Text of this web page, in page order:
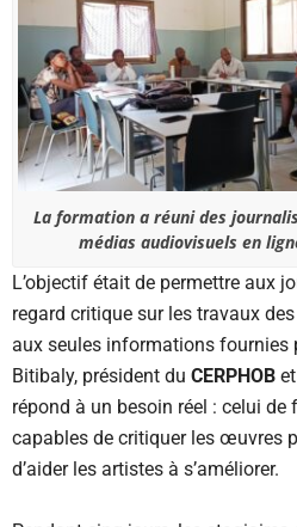
La formation a réuni des
médias audiovisuels en
L’objectif était de permettre aux
regard critique sur les travaux
aux seules informations fournies
Bitibaly, président du CERPHOB
répond à un besoin réel : celui
capables de critiquer les œuvres
d’aider les artistes à s’améliorer.